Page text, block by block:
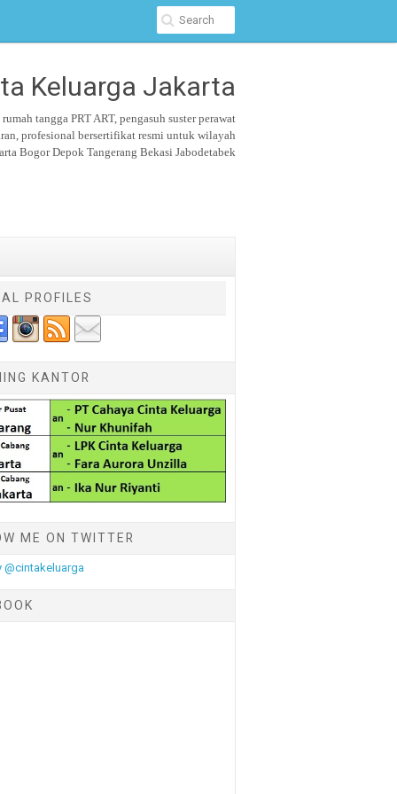
Keluarga Jakarta
tangga PRT ART, pengasuh susterperawat
profesional bersertifikat resmi untuk wilayah
Bogor Depok Tangerang Bekasi Jabodetabek
PROFILES
KANTOR
ME ON TWITTER
@cintakeluarga